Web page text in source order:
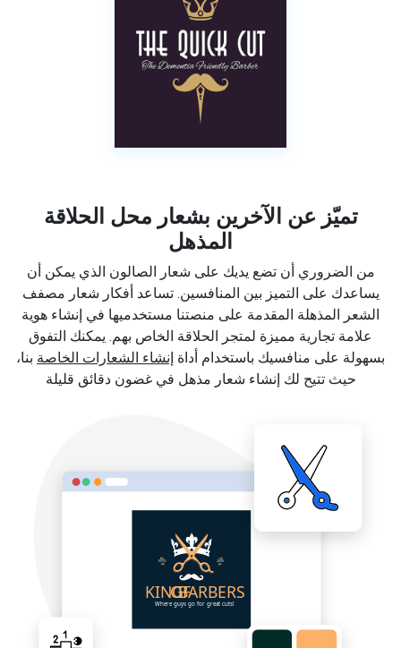
تميّز عن الآخرين بشعار محل الحلاقة
المذهل
من الضروري أن تضع يديك على شعار الصالون الذي يمكن أن
يساعدك على التميز بين المنافسين. تساعد أفكار شعار مصفف
الشعر المذهلة المقدمة على منصتنا مستخدميها في إنشاء هوية
علامة تجارية مميزة لمتجر الحلاقة الخاص بهم. يمكنك التفوق
بسهولة على منافسيك باستخدام أداة إنشاء الشعارات الخاصة بنا،
حيث تتيح لك إنشاء شعار مذهل في غضون دقائق قليلة